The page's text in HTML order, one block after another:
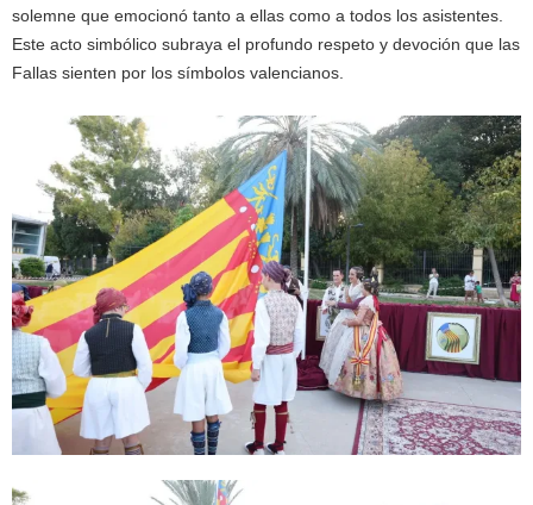
solemne que emocionó tanto a ellas como a todos los asistentes.
Este acto simbólico subraya el profundo respeto y devoción que las
Fallas sienten por los símbolos valencianos.